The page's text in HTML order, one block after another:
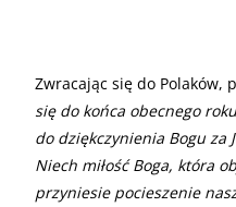
Zwracając się do Polaków,
się do końca obecnego
do dziękczynienia Bogu za
Niech miłość Boga, która
przyniesie pocieszenie